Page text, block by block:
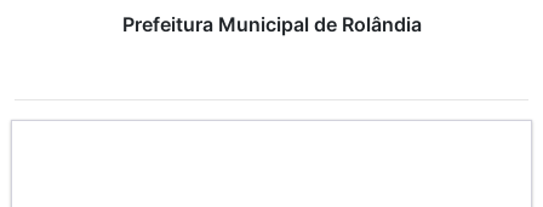
Prefeitura Municipal de Rolândia